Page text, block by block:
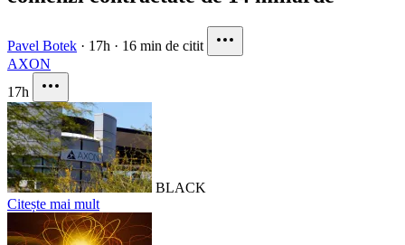
Pavel Botek · 17h · 16 min de citit
AXON
17h
BLACK
Citește mai mult